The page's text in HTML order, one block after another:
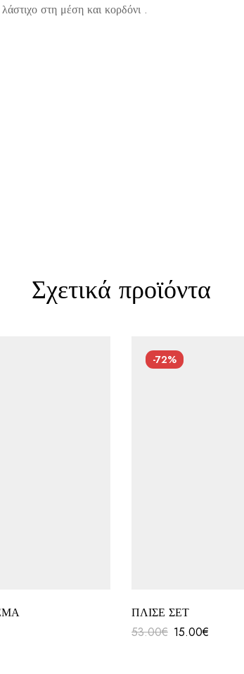
στη μέση και κορδόνι .
Σχετικά προϊόντα
-72%
ΠΛΙΣΕ ΣΕΤ
53.00€ 15.00€